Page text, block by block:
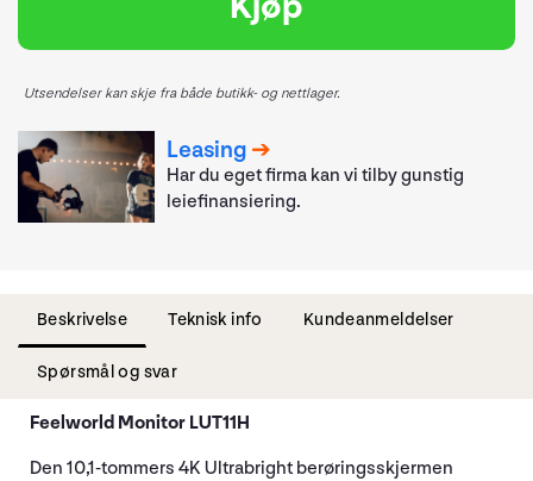
Utsendelser kan skje fra både butikk- og nettlager.
Leasing
Har du eget firma kan vi tilby gunstig
leiefinansiering.
Beskrivelse Teknisk info Kundeanmeldelser
Spørsmål og svar
Feelworld Monitor LUT11H
Den 10,1-tommers 4K Ultrabright berøringsskjermen